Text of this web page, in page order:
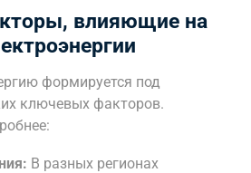
влияющие на
формируется под
ключевых факторов.
В разных регионах